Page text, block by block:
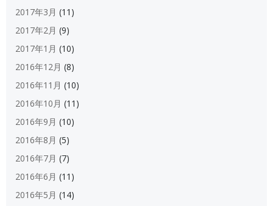
2017年3月 (11)
2017年2月 (9)
2017年1月 (10)
2016年12月 (8)
2016年11月 (10)
2016年10月 (11)
2016年9月 (10)
2016年8月 (5)
2016年7月 (7)
2016年6月 (11)
2016年5月 (14)